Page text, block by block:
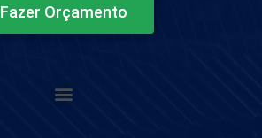
Fazer Orçamento